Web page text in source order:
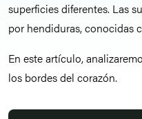
superficies diferentes. Las
por hendiduras, conocidas
En este artículo,
los bordes del corazón.